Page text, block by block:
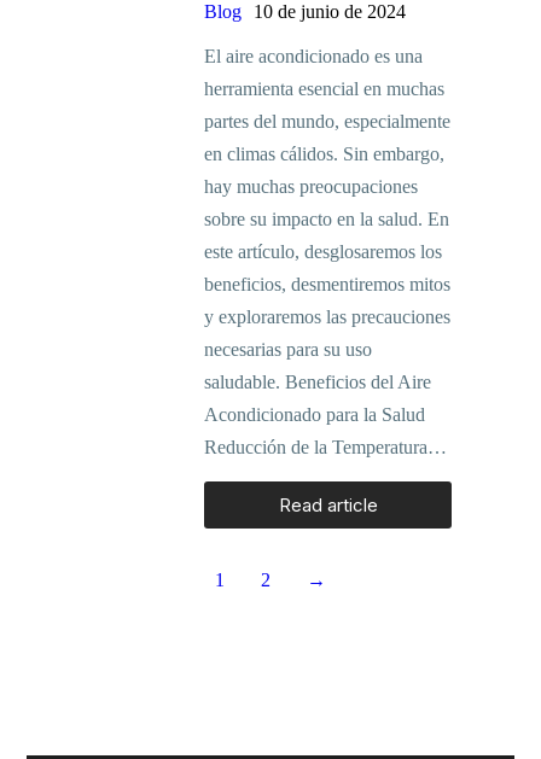
Blog 10 de junio de 2024
El aire acondicionado es una
herramienta esencial en muchas
partes del mundo, especialmente
en climas cálidos. Sin embargo,
hay muchas preocupaciones
sobre su impacto en la salud. En
este artículo, desglosaremos los
beneficios, desmentiremos mitos
y exploraremos las precauciones
necesarias para su uso
saludable. Beneficios del Aire
Acondicionado para la Salud
Reducción de la Temperatura…
Read article
1 2 →